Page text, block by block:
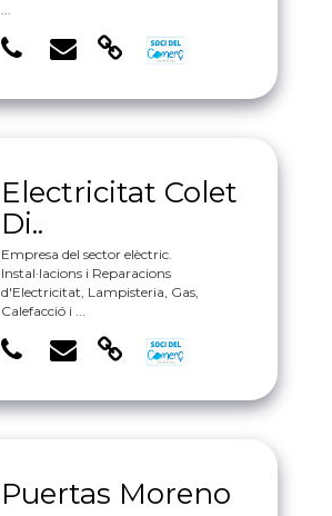
Electricitat Colet
Di..
Empresa del sector elèctric.
Instal·lacions i Reparacions
d'Electricitat, Lampisteria, Gas,
Calefacció i ...
Puertas Moreno